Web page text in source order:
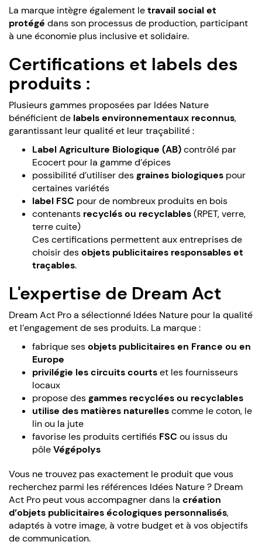
La marque intègre également letravail social et
protégé dans son processus de production, participant
à une économie plus inclusive et solidaire.
Certifications et labels des
produits :
Plusieurs gammes proposées par Idées Nature
bénéficient de labels environnementaux reconnus,
garantissant leur qualité et leur traçabilité :
Label Agriculture Biologique (AB)contrôlé par
Ecocert pour la gamme d’épices
possibilité d’utiliser desgraines biologiques pour
certaines variétés
label FSC pour de nombreux produits en bois
contenants recyclés ou recyclables(RPET, verre,
terre cuite)
Ces certifications permettent aux entreprises de
choisir desobjets publicitaires responsables et
traçables.
L'expertise de Dream Act
Dream Act Pro a sélectionné Idées Nature pour la qualité
et l’engagement de ses produits. La marque :
fabrique sesobjets publicitaires en France ou en
Europe
privilégie les circuits courtset les fournisseurs
locaux
propose desgammes recyclées ou recyclables
utilise des matières naturellescomme le coton, le
lin ou la jute
favorise les produits certifiés FSC ou issus du
pôleVégépolys
Vous ne trouvez pas exactement le produit que vous
recherchez parmi les références Idées Nature ? Dream
Act Pro peut vous accompagner dans la création
d’objets publicitaires écologiques personnalisés,
adaptés à votre image, à votre budget et à vos objectifs
de communication.